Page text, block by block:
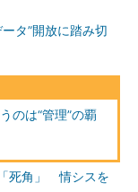
タ”開放に踏み切
のは“管理”の覇
死角」 情シスを